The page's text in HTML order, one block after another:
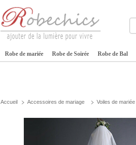
Robe de mariée Robe de Soirée Robe de Bal
Accueil Accessoires de mariage Voiles de mariée